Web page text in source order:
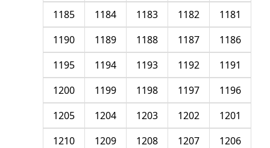
1181
1182
1183
1184
1185
1186
1187
1188
1189
1190
1191
1192
1193
1194
1195
1196
1197
1198
1199
1200
1201
1202
1203
1204
1205
1206
1207
1208
1209
1210